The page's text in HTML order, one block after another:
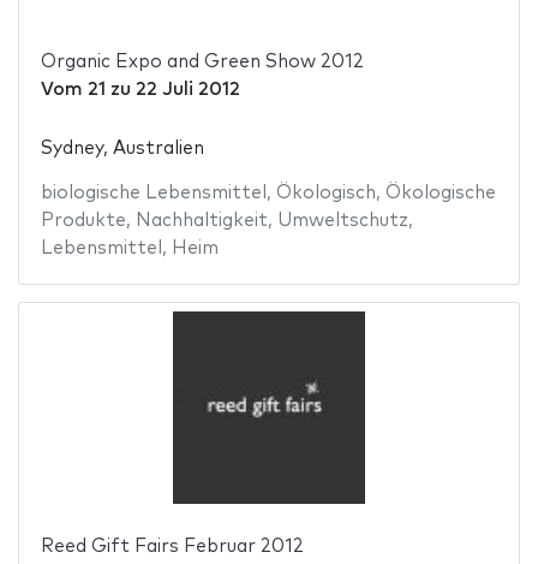
Organic Expo and Green Show 2012
Vom 21 zu 22 Juli 2012
Sydney, Australien
biologische Lebensmittel , Ökologisch, Ökologische
Produkte, Nachhaltigkeit, Umweltschutz,
Lebensmittel , Heim
Reed Gift Fairs Februar 2012